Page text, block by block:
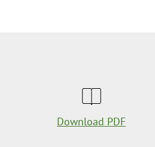
Download PDF